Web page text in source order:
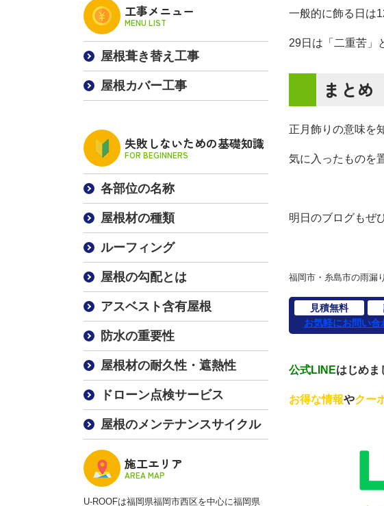
一般的に飾る日は
29日は「二重苦」
まとめ
正月飾りの意味を
気に入ったものを
明日のブログもぜ
福岡市・糸島市の雨漏
見積無料
お気軽にお問い合
公式LINEはじめま
お得な情報やクー
工事メニュー
MENU LIST
屋根葺き替え工事
屋根カバー工事
失敗しないための基礎知識
FOR BEGINNERS
各部位の名称
屋根材の種類
ルーフィング
屋根の勾配とは
アスベスト含有屋根
防水の重要性
屋根材の耐久性・遮熱性
ドローン点検サービス
屋根のメンテナンスサイクル
施工エリア
AREA MAP
U-ROOFは福岡県福岡市西区を中心に福岡県